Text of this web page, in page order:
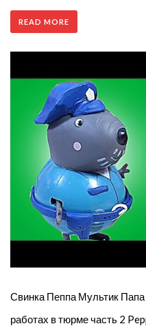
READ MORE
Свинка Пеппа Мультик
работах в тюрме часть 2